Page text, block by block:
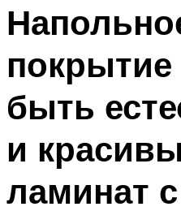
быть
и
ламинат